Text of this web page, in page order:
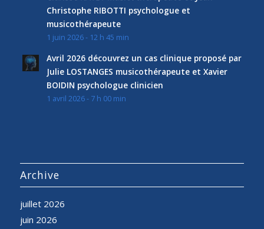
Christophe RIBOTTI psychologue et
musicothérapeute
1 juin 2026 - 12 h 45 min
Avril 2026 découvrez un cas clinique proposé par
Julie LOSTANGES musicothérapeute et Xavier
BOIDIN psychologue clinicien
1 avril 2026 - 7 h 00 min
Archive
juillet 2026
juin 2026